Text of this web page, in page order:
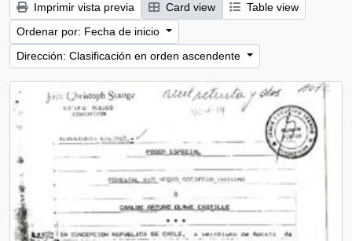
Imprimir vista previa Card view
Table view
Ordenar por: Fecha de inicio
Dirección: Clasificación en orden ascendente